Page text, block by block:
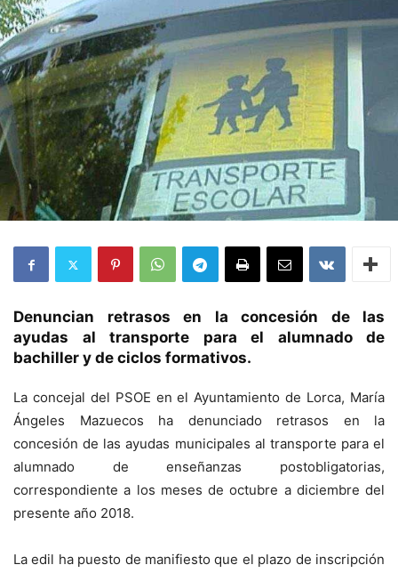
Denuncian retrasos en la concesión de las
ayudas al transporte para el alumnado de
bachiller y de ciclos formativos.
La concejal del PSOE en el Ayuntamiento de Lorca, María
Ángeles Mazuecos ha denunciado retrasos en la
concesión de las ayudas municipales al transporte para el
alumnado de enseñanzas postobligatorias,
correspondiente a los meses de octubre a diciembre del
presente año 2018.
La edil ha puesto de manifiesto que el plazo de inscripción